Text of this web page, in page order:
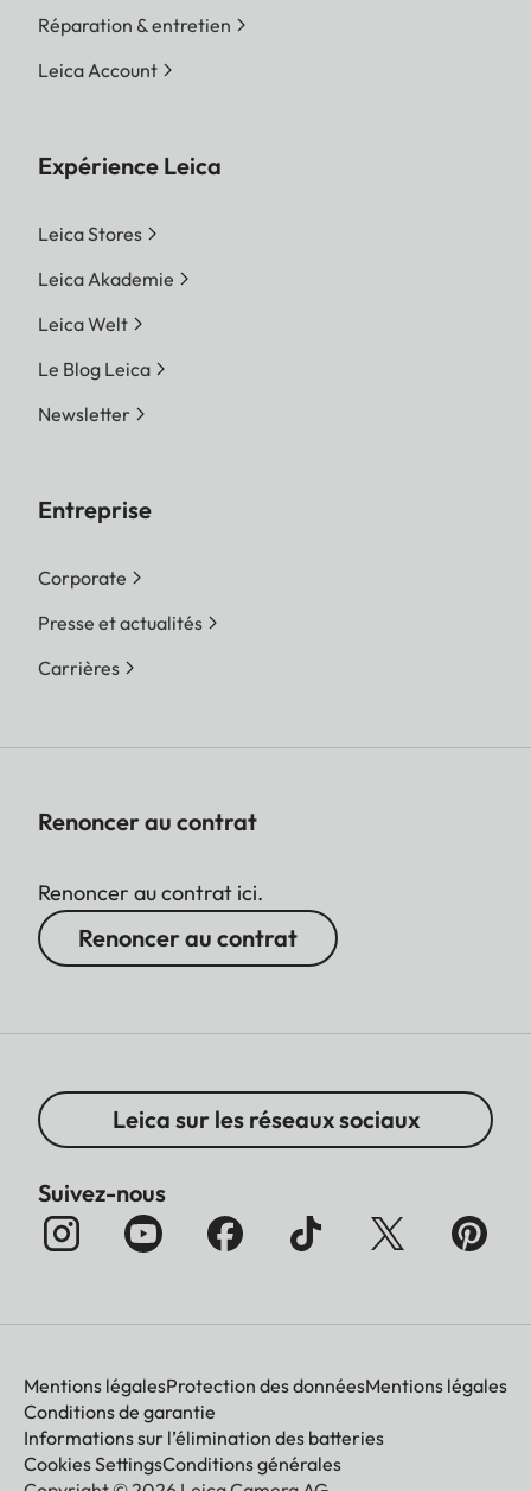
Réparation & entretien
Leica Account
Expérience Leica
Leica Stores
Leica Akademie
Leica Welt
Le Blog Leica
Newsletter
Entreprise
Corporate
Presse et actualités
Carrières
Renoncer au contrat
Renoncer au contrat ici.
Renoncer au contrat
Leica sur les réseaux sociaux
Suivez-nous
Mentions légalesProtection des donnéesMentions légales
Conditions de garantie
Informations sur l’élimination des batteries
Cookies SettingsConditions générales